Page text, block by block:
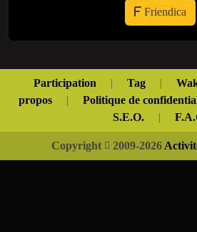
Friendica
Participation | Tag |
propos
| Politique de
S.E.O.
|
Copyright 2009-2026